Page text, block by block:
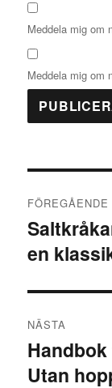
Meddela mig om
Meddela mig om
FÖREGÅENDE
Föregående
inlägg:
en
NÄSTA
Nästa
inlägg:
Utan